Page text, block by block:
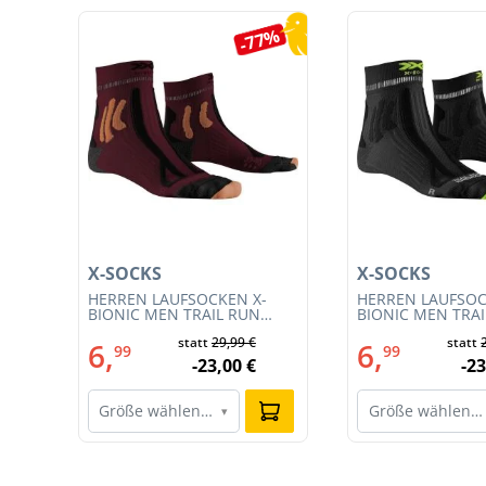
Produktgalerie überspringen
-77%
HERREN LAUFSOCKEN X-
BIONIC MEN TRAIL RUN
R019)
X-SOCKS
6,99 statt29,99 €
-23,00 €
Größe wählen… ▾
HERREN
BIONIC MEN
011)
X-SOCKS
6,99 statt
-
Größe wählen…